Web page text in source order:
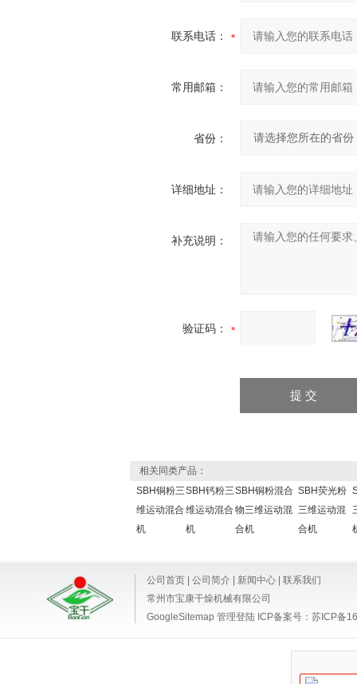
联系电话：
常用邮箱：
省份：
详细地址：
补充说明：
验证码：
相关同类产品：
SBH铜粉三
维运动混合
机
SBH钙粉三
维运动混合
机
SBH铜粉混合
物三维运动混
合机
SBH荧光粉
三维运动混
合机
公司首页 公司简介 新闻中心
联系我们
常州市宝康干燥机械有限公司
GoogleSitemap 管理登陆 ICP备案号： 苏ICP备